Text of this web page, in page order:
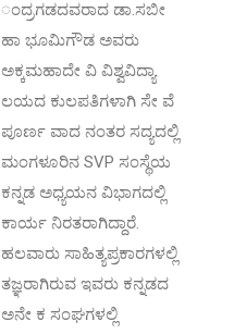
ಂದ್ರಗಡದವರಾದ ಡಾ.ಸಬೀ
ಹಾ ಭೂಮಿಗೌಡ ಅವರು
ಅಕ್ಕಮಹಾದೇ ವಿ ವಿಶ್ವವಿದ್ಯಾ
ಲಯದ ಕುಲಪತಿಗಳಾಗಿ ಸೇ ವೆ
ಪೂರ್ಣ ವಾದ ನಂತರ ಸದ್ಯದಲ್ಲಿ
ಮಂಗಳೂರಿನ SVP ಸಂಸ್ಥೆಯ
ಕನ್ನಡ ಅಧ್ಯಯನ ವಿಭಾಗದಲ್ಲಿ
ಕಾರ್ಯ ನಿರತರಾಗಿದ್ದಾರೆ.
ಹಲವಾರು ಸಾಹಿತ್ಯಪ್ರಕಾರಗಳಲ್ಲಿ
ತಜ್ಞರಾಗಿರುವ ಇವರು ಕನ್ನಡದ
ಅನೇ ಕ ಸಂಘಗಳಲ್ಲಿ